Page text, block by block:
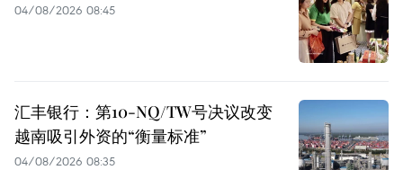
04/08/2026 08:45
汇丰银行：第10-NQ/TW号决议改变
越南吸引外资的“衡量标准”
04/08/2026 08:35